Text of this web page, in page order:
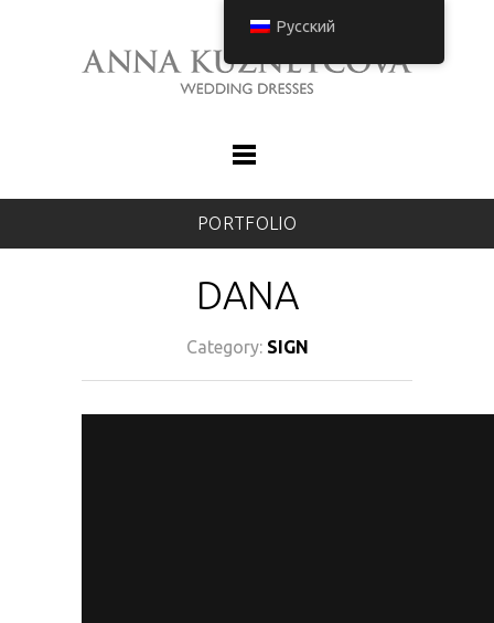
PORTFOLIO
DANA
Category: SIGN
Русский